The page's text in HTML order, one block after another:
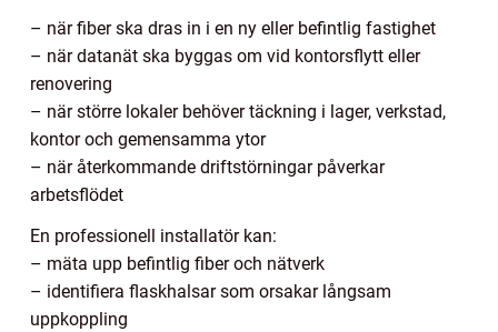
– när fiber ska dras in i en ny eller befintlig fastighet
– när datanät ska byggas om vid kontorsflytt eller
renovering
– när större lokaler behöver täckning i lager, verkstad,
kontor och gemensamma ytor
– när återkommande driftstörningar påverkar
arbetsflödet
En professionell installatör kan:
– mäta upp befintlig fiber och nätverk
– identifiera flaskhalsar som orsakar långsam
uppkoppling